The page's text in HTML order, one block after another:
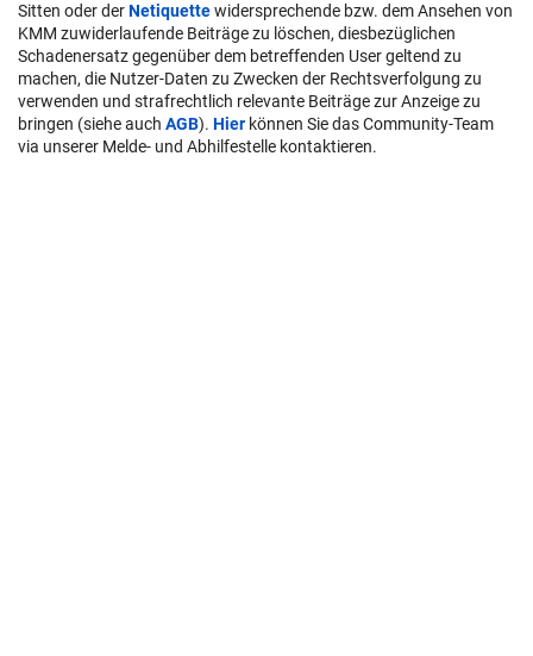
Sitten oder derNetiquettewidersprechende bzw. dem Ansehen von
KMM zuwiderlaufende Beiträge zu löschen, diesbezüglichen
Schadenersatz gegenüber dem betreffenden User geltend zu
machen, die Nutzer-Daten zu Zwecken der Rechtsverfolgung zu
verwenden und strafrechtlich relevante Beiträge zur Anzeige zu
bringen (siehe auch AGB). Hier können Sie das Community-Team
via unserer Melde- und Abhilfestelle kontaktieren.